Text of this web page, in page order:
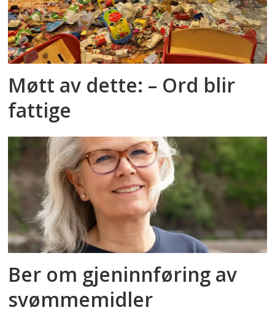
Møtt av dette: – Ord blir
fattige
Ber om gjeninnføring av
svømmemidler